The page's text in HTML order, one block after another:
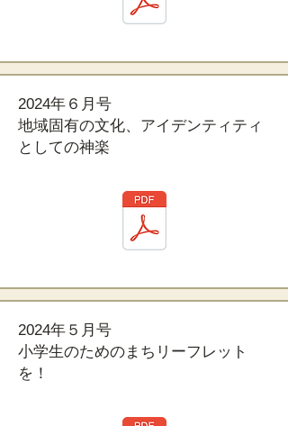
2024年６月号
地域固有の文化、アイデンティティ
としての神楽
2024年５月号
小学生のためのまちリーフレット
を！